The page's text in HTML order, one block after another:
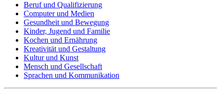
Beruf und Qualifizierung
Computer und Medien
Gesundheit und Bewegung
Kinder, Jugend und Familie
Kochen und Ernährung
Kreativität und Gestaltung
Kultur und Kunst
Mensch und Gesellschaft
Sprachen und Kommunikation